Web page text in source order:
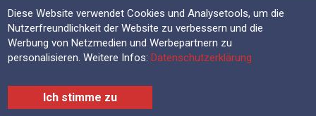
© NETZMEDIEN AG 2026
Impressum
AGB
Nutzungsbestimmungen
Datenschutzerklärung
Diese Website verwendet Cookies und Analysetools, um die
Nutzerfreundlichkeit der Website zu verbessern und die
Werbung von Netzmedien und Werbepartnern zu
personalisieren. Weitere Infos:Datenschutzerklärung
Ich stimme zu